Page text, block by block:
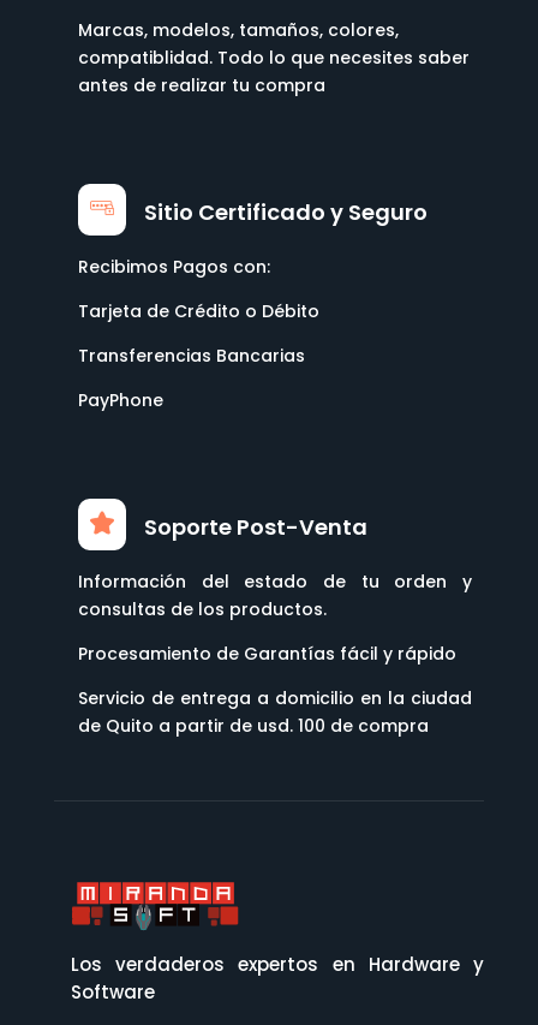
Marcas, modelos, tamaños, colores,
compatiblidad. Todo lo que necesites saber
antes de realizar tu compra
Sitio Certificado y Seguro
Recibimos Pagos con:
Tarjeta de Crédito o Débito
Transferencias Bancarias
PayPhone
Soporte Post-Venta
Información del estado de tu orden y
consultas de los productos.
Procesamiento de Garantías fácil y rápido
Servicio de entrega a domicilio en la ciudad
de Quito a partir de usd. 100 de compra
Los verdaderos expertos en Hardware y
Software